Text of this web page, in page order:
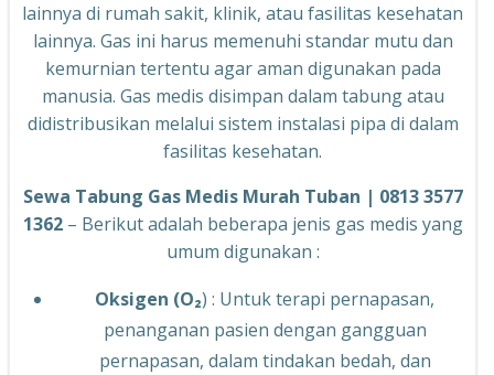
lainnya di rumah sakit, klinik, atau fasilitas kesehatan
lainnya. Gas ini harus memenuhi standar mutu dan
kemurnian tertentu agar aman digunakan pada
manusia. Gas medis disimpan dalam tabung atau
didistribusikan melalui sistem instalasi pipa di dalam
fasilitas kesehatan.
Sewa Tabung Gas Medis Murah Tuban | 0813 3577
1362 – Berikut adalah beberapa jenis gas medis yang
umum digunakan :
Oksigen (O₂) : Untuk terapi pernapasan,
penanganan pasien dengan gangguan
pernapasan, dalam tindakan bedah, dan